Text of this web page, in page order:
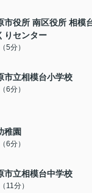
市役所 南区役所 相模
りセンター
5分）
市立相模台小学校
6分）
稚園
6分）
市立相模台中学校
11分）